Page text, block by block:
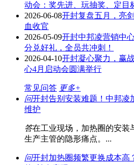
动会：奖先进、玩抽奖、定目
2026-06-08开封复盘五月，亮
血收官
2026-05-09开封中邦凌营销中
分兑好礼，全员共冲刺！
2026-04-10开封凝心聚力，赢
心4月启动会圆满举行
常见问答 更多+
问开封告别安装难题！中邦凌
维护
答在工业现场，加热圈的安装
生产主管的隐形痛点。...
问开封加热圈频繁更换成本高